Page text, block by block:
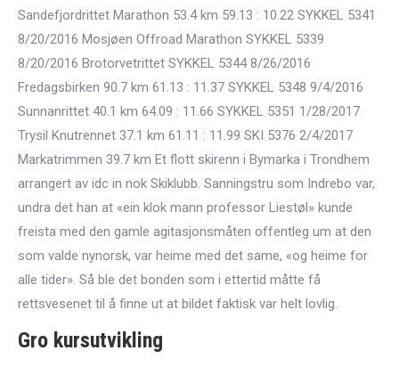
Sandefjordrittet Marathon 53.4 km 59.13 : 10.22 SYKKEL 5341
8/20/2016 Mosjøen Offroad Marathon SYKKEL 5339
8/20/2016 Brotorvetrittet SYKKEL 5344 8/26/2016
Fredagsbirken 90.7 km 61.13 : 11.37 SYKKEL 5348 9/4/2016
Sunnanrittet 40.1 km 64.09 : 11.66 SYKKEL 5351 1/28/2017
Trysil Knutrennet 37.1 km 61.11 : 11.99 SKI 5376 2/4/2017
Markatrimmen 39.7 km Et flott skirenn i Bymarka i Trondhem
arrangert av idc in nok Skiklubb. Sanningstru som Indrebo var,
undra det han at «ein klok mann professor Liestøl» kunde
freista med den gamle agitasjonsmåten offentleg um at den
som valde nynorsk, var heime med det same, «og heime for
alle tider». Så ble det bonden som i ettertid måtte få
rettsvesenet til å finne ut at bildet faktisk var helt lovlig.
Gro kursutvikling